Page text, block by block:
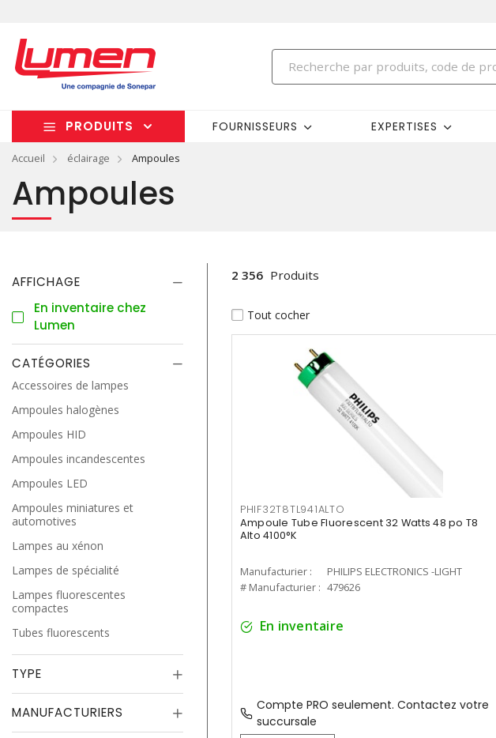
PRODUITS FOURNISSEURS EXPERTISES
Accueil éclairage Ampoules
Ampoules
AFFICHAGE
En inventaire chez
Lumen
CATÉGORIES
Accessoires de lampes
Ampoules halogènes
Ampoules HID
Ampoules incandescentes
Ampoules LED
Ampoules miniatures et
automotives
Lampes au xénon
Lampes de spécialité
Lampes fluorescentes
compactes
Tubes fluorescents
TYPE
MANUFACTURIERS
2 356 Produits
Tout cocher
PHIF32T8TL941ALTO
Ampoule Tube Fluorescent 32 Watts 48 po T8
Alto 4100°K
Manufacturier :
PHILIPS ELECTRONICS -LIGHT
# Manufacturier : 479626
En inventaire
Compte PRO seulement. Contactez votre
succursale